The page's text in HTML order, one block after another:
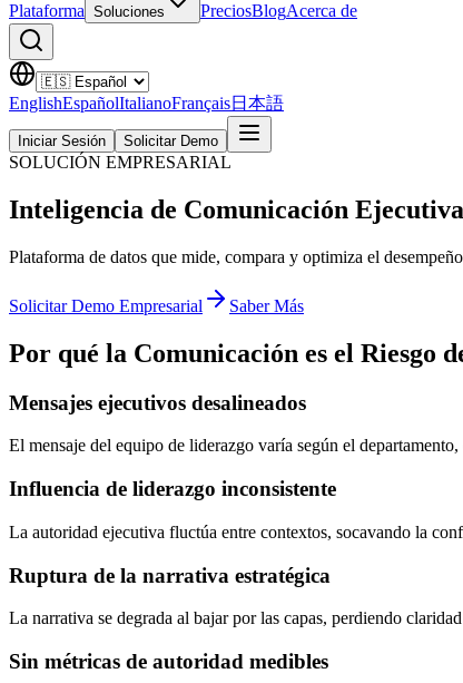
Plataforma Soluciones PreciosBlogAcerca de
EnglishEspañolItalianoFrançais日本語
Iniciar Sesión Solicitar Demo
SOLUCIÓN EMPRESARIAL
Inteligencia de Comunicación
Plataforma de datos que mide, compara y optimiza el
Solicitar Demo Empresarial Saber Más
Por qué la Comunicación es el Riesgo
Mensajes ejecutivos desalineados
El mensaje del equipo de liderazgo varía según el
Influencia de liderazgo inconsistente
La autoridad ejecutiva fluctúa entre contextos, socavando la
Ruptura de la narrativa estratégica
La narrativa se degrada al bajar por las capas, perdiendo
Sin métricas de autoridad medibles